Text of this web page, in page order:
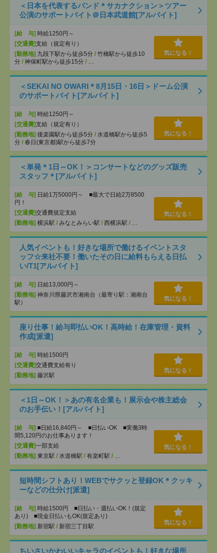
＜日本を代表するバンド＊サカナクション＞ツアー
公演のサポートバイト＠日本武道館[アルバイト]
[給 与] 時給1250円～
[交通費]支給（規定有り）
[勤務地] 九段下駅から徒歩5分 / 竹橋駅から徒歩10
分 / 神保町駅から徒歩15分 / …
気になる！
＜SEKAI NO OWARI＊8月15日・16日＞ドーム公演
のサポートバイト[アルバイト]
[給 与] 時給1250円～
[交通費]支給（規定有り）
[勤務地] 後楽園駅から徒歩5分 / 水道橋駅から徒歩5
分 / 春日(東京都)駅から徒歩7分
気になる！
＜単発＊1日～OK！＞コンサートなどのグッズ販売
スタッフ＊[アルバイト]
[給 与] 日給1万5000円～ ■最大で日給2万8500
円！
[交通費]交通費規定支給
[勤務地] 横浜駅 / みなとみらい駅 / 西横浜駅 / …
気になる！
人気イベントも！好きな場所で働けるイベントスタ
ッフ☆来社不要！働いたその日に給料もらえる日払
い/T1[アルバイト]
[給 与] 日給13,000円～
[勤務地] 神奈川県藤沢市湘南台（最寄り駅：湘南台
駅）
気になる！
座り仕事！給与即払いOK！高時給！在庫管理・資料
作成[派遣]
[給 与] 時給1500円
[交通費]交通費支給有り
[勤務地] 藤沢駅
気になる！
＜1日～OK！＞あの有名企業も！展示会や株主総会
のお手伝い！[アルバイト]
[給 与] ■日給16,840円～ ■日払いOK ■実働3時
間5,120円のお仕事あります！
[交通費]一部支給
[勤務地] 東京駅 / 水道橋駅 / 有楽町駅 / …
気になる！
短時間シフトあり！WEBでサクッと登録OK＊クッキ
ーなどの仕分け[派遣]
[給 与] 時給1500円 ■日払い・週払いOK！(規定
あり) ■現金日払いもOK(規定あり)
[勤務地] 新宿駅 / 新宿三丁目駅
気になる！
ちいさいかわいいキャラのイベントも！好きな場所